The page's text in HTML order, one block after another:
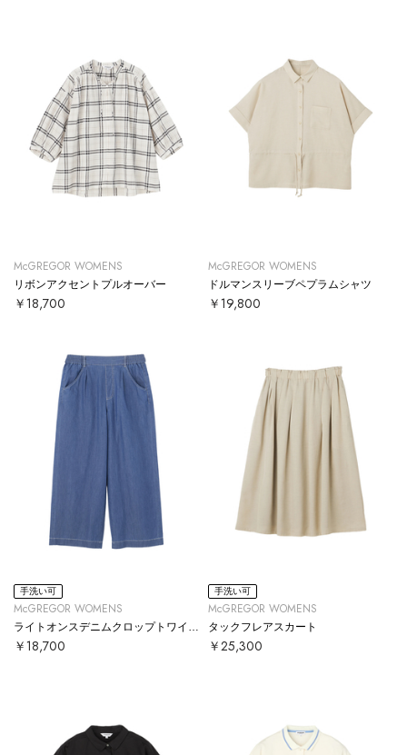
McGREGOR WOMENS
リボンアクセントプルオーバー
￥18,700
McGREGOR WOMENS
ドルマンスリーブペプラムシャツ
￥19,800
手洗い可
McGREGOR WOMENS
￥18,700
手洗い可
McGREGOR WOMENS
タックフレアスカート
￥25,300